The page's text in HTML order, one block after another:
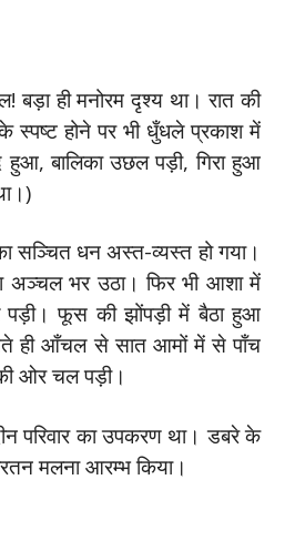
ही मनोरम दृश्य था। रात की
स्पष्ट होने पर भी धुँधले प्रकाश में
बालिका उछल पड़ी, गिरा हुआ
सञ्चित धन अस्त-व्यस्त हो गया।
अञ्चल भर उठा। फिर भी आशा में
पड़ी। फूस की झोंपड़ी में बैठा हुआ
ही आँचल से सात आमों में से पाँच
ओर चल पड़ी।
परिवार का उपकरण था। डबरे के
मलना आरम्भ किया।